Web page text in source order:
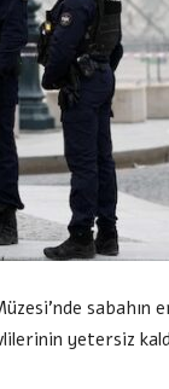
sabahın
yetersiz